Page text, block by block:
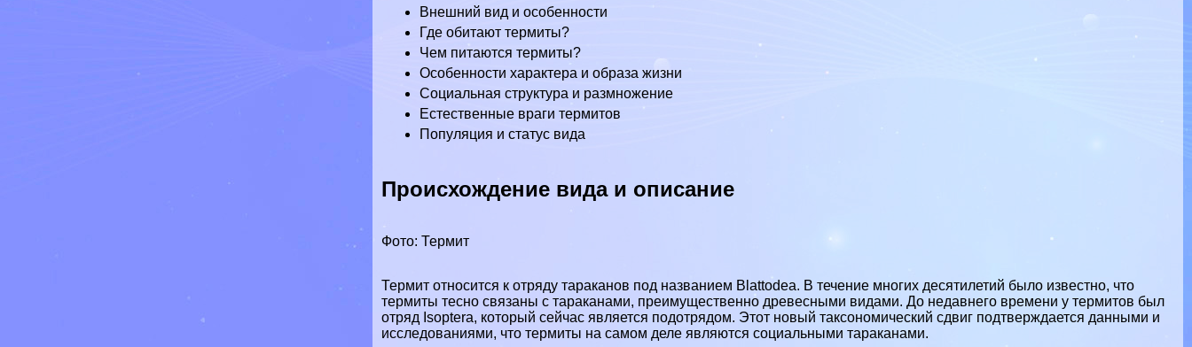
Внешний вид и особенности
Где обитают термиты?
Чем питаются термиты?
Особенности хаpaктера и образа жизни
Социальная структура и размножение
Естественные враги термитов
Популяция и статус вида
Происхождение вида и описание
Фото: Термит
Термит относится к отряду таpaканов под названием Blattodea. В течение многих десятилетий было известно, что
термиты тесно связаны с таpaканами, преимущественно древесными видами. До недавнего времени у термитов был
отряд Isoptera, который сейчас является подотрядом. Этот новый таксономический сдвиг подтверждается данными и
исследованиями, что термиты на самом деле являются социальными таpaканами.